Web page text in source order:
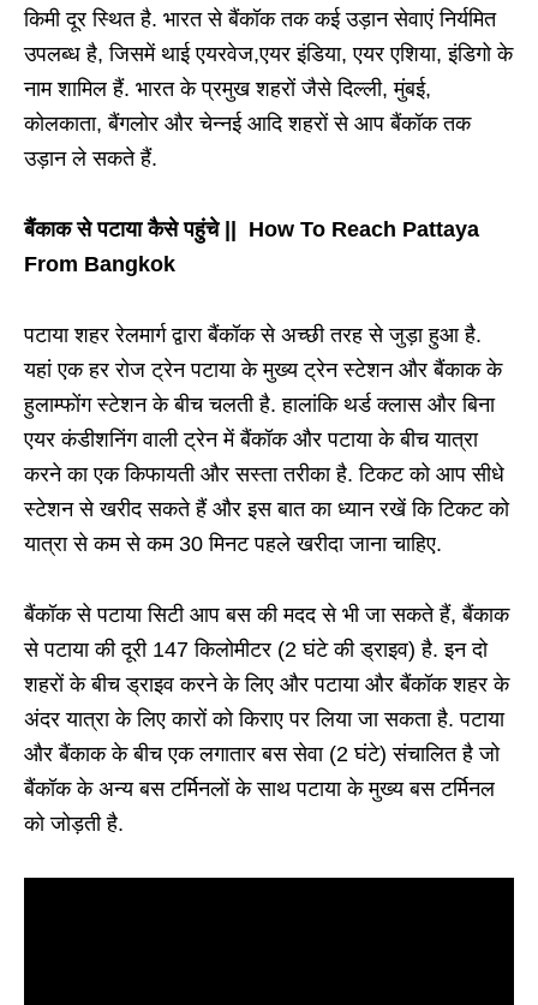
किमी दूर स्थित है. भारत से बैंकॉक तक कई उड़ान सेवाएं निर्यमित
उपलब्ध है, जिसमें थाई एयरवेज,एयर इंडिया, एयर एशिया, इंडिगो के
नाम शामिल हैं. भारत के प्रमुख शहरों जैसे दिल्ली, मुंबई,
कोलकाता, बैंगलोर और चेन्नई आदि शहरों से आप बैंकॉक तक
उड़ान ले सकते हैं.
बैंकाक से पटाया कैसे पहुंचे || How To Reach Pattaya
From Bangkok
पटाया शहर रेलमार्ग द्वारा बैंकॉक से अच्छी तरह से जुड़ा हुआ है.
यहां एक हर रोज ट्रेन पटाया के मुख्य ट्रेन स्टेशन और बैंकाक के
हुलाम्फोंग स्टेशन के बीच चलती है. हालांकि थर्ड क्लास और बिना
एयर कंडीशनिंग वाली ट्रेन में बैंकॉक और पटाया के बीच यात्रा
करने का एक किफायती और सस्ता तरीका है. टिकट को आप सीधे
स्टेशन से खरीद सकते हैं और इस बात का ध्यान रखें कि टिकट को
यात्रा से कम से कम 30 मिनट पहले खरीदा जाना चाहिए.
बैंकॉक से पटाया सिटी आप बस की मदद से भी जा सकते हैं, बैंकाक
से पटाया की दूरी 147 किलोमीटर (2 घंटे की ड्राइव) है. इन दो
शहरों के बीच ड्राइव करने के लिए और पटाया और बैंकॉक शहर के
अंदर यात्रा के लिए कारों को किराए पर लिया जा सकता है. पटाया
और बैंकाक के बीच एक लगातार बस सेवा (2 घंटे) संचालित है जो
बैंकॉक के अन्य बस टर्मिनलों के साथ पटाया के मुख्य बस टर्मिनल
को जोड़ती है.